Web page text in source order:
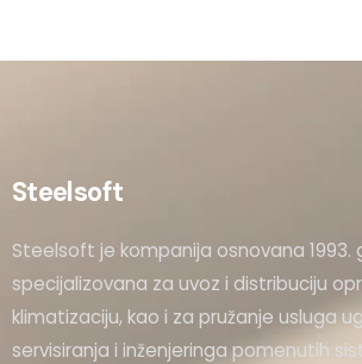
Steelsoft
Steelsoft je kompanija osnovana 1993.
specijalizovana za uvoz i distribuciju
klimatizaciju, kao i za pružanje usluga
servisiranja i inženjeringa pomenutih